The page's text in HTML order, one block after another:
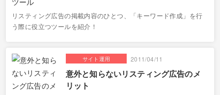
リスティング広告の掲載内容のひとつ、「キーワード作成」を行
う際に役立つツールを紹介！
サイト運用 2011/04/11
意外と知らないリスティング広告のメ
リット